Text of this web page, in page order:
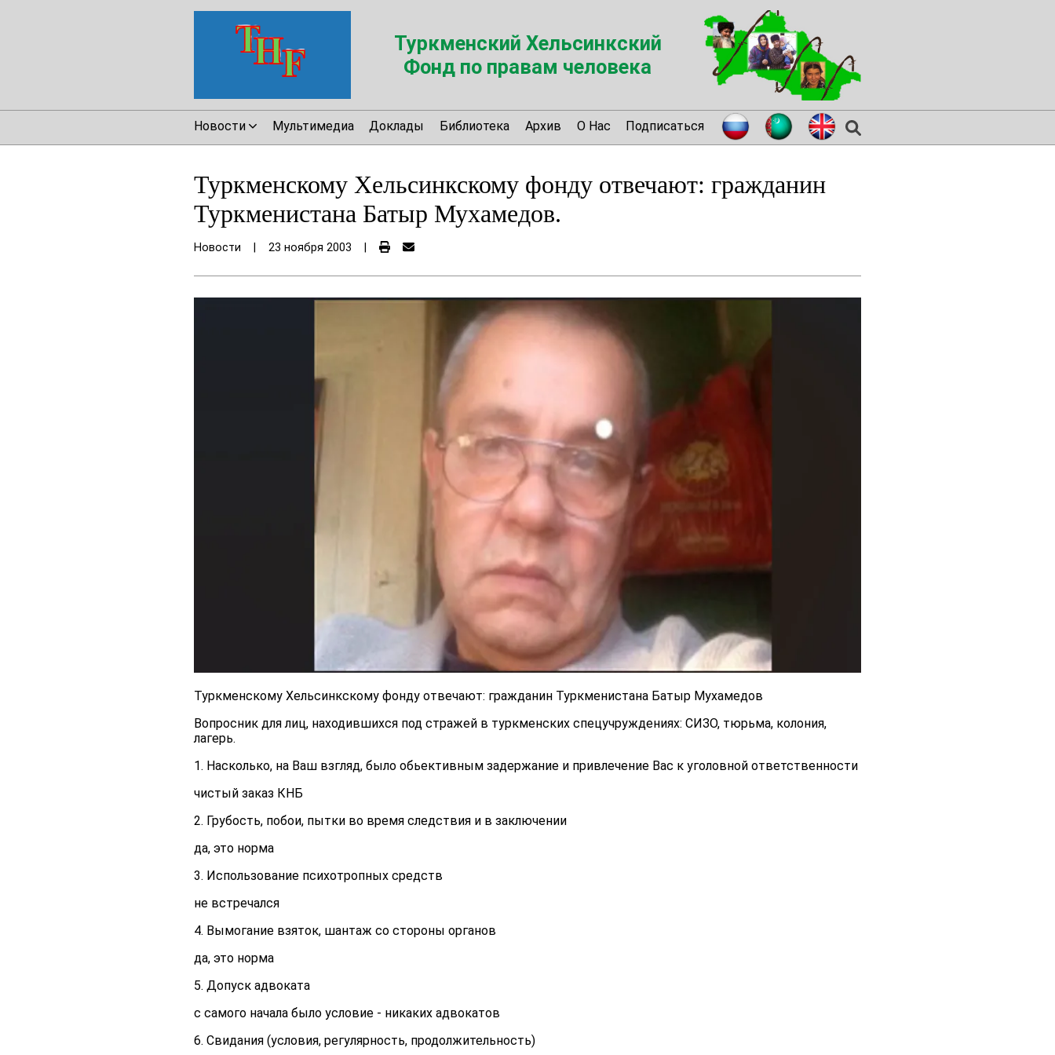
Туркменский Хельсинкский
Фонд по правам человека
Новости Мультимедиа Доклады Библиотека Архив О Нас Подписаться
Туркменскому Хельсинкскому фонду отвечают: гражданин
Туркменистана Батыр Мухамедов.
Новости 23 ноября 2003
Туркменскому Хельсинкскому фонду отвечают: гражданин Туркменистана Батыр Мухамедов
Вопросник для лиц, находившихся под стражей в туркменских спецучруждениях: СИЗО, тюрьма, колония,
лагерь.
1. Насколько, на Ваш взгляд, было обьективным задержание и привлечение Вас к уголовной ответственности
чистый заказ КНБ
2. Грубость, побои, пытки во время следствия и в заключении
да, это норма
3. Использование психотропных средств
не встречался
4. Вымогание взяток, шантаж со стороны органов
да, это норма
5. Допуск адвоката
с самого начала было условие - никаких адвокатов
6. Свидания (условия, регулярность, продолжительность)